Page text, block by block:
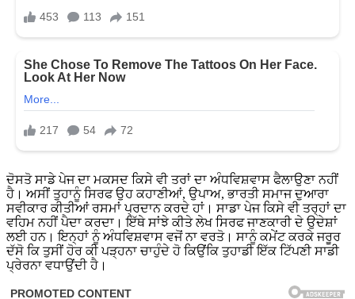
ਦੋਸਤੋ ਸਾਡੇ ਪੇਜ ਦਾ ਮਕਸਦ ਕਿਸੇ ਵੀ ਤਰਾਂ ਦਾ ਅੰਧਵਿਸ਼ਵਾਸ ਫੈਲਾਉਣਾ ਨਹੀਂ
ਹੈ। ਅਸੀਂ ਤੁਹਾਨੂੰ ਸਿਰਫ ਉਹ ਕਹਾਣੀਆਂ, ਉਪਾਅ, ਭਾਰਤੀ ਸਮਾਜ ਦੁਆਰਾ
ਸਵੀਕਾਰ ਕੀਤੀਆਂ ਰਸਮਾਂ ਪ੍ਰਦਾਨ ਕਰਦੇ ਹਾਂ। ਸਾਡਾ ਪੇਜ ਕਿਸੇ ਵੀ ਤਰ੍ਹਾਂ ਦਾ
ਵਹਿਮ ਨਹੀਂ ਪੈਦਾ ਕਰਦਾ। ਇੱਥੇ ਸਾਂਝੇ ਕੀਤੇ ਲੇਖ ਸਿਰਫ ਜਾਣਕਾਰੀ ਦੇ ਉਦੇਸ਼ਾਂ
ਲਈ ਹਨ। ਇਨ੍ਹਾਂ ਨੂੰ ਅੰਧਵਿਸ਼ਵਾਸ ਵਜੋਂ ਨਾ ਵਰਤੋ। ਸਾਨੂੰ ਕਮੇਂਟ ਕਰਕੇ ਜਰੂਰ
ਦੱਸੋ ਕਿ ਤੁਸੀਂ ਹੋਰ ਕੀ ਪੜ੍ਹਨਾ ਚਾਹੁੰਦੇ ਹੋ ਕਿਉਂਕਿ ਤੁਹਾਡੀ ਇੱਕ ਟਿੱਪਣੀ ਸਾਡੀ
ਪ੍ਰੇਰਨਾ ਵਧਾਉਂਦੀ ਹੈ।